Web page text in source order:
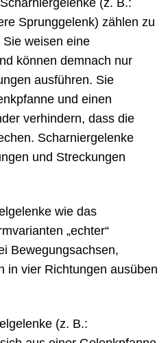
(z. B.:
Sprunggelenk) zählen zu
Sie weisen eine
können demnach nur
ausführen. Sie
und einen
verhindern, dass die
Scharniergelenke
und Streckungen
wie das
„echter“
Bewegungsachsen,
in vier Richtungen ausüben
(z. B.: